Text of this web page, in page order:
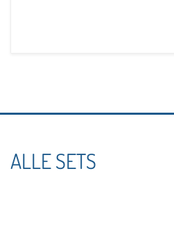
ALLE SETS